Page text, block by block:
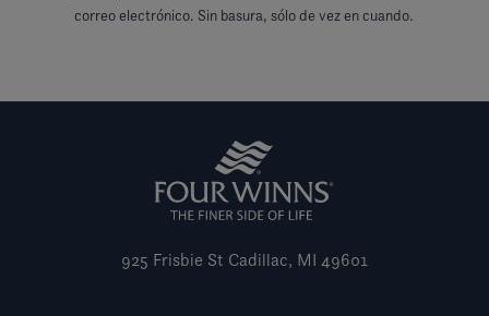
correo electrónico. Sin basura, sólo de vez en cuando.
925 Frisbie St Cadillac, MI 49601